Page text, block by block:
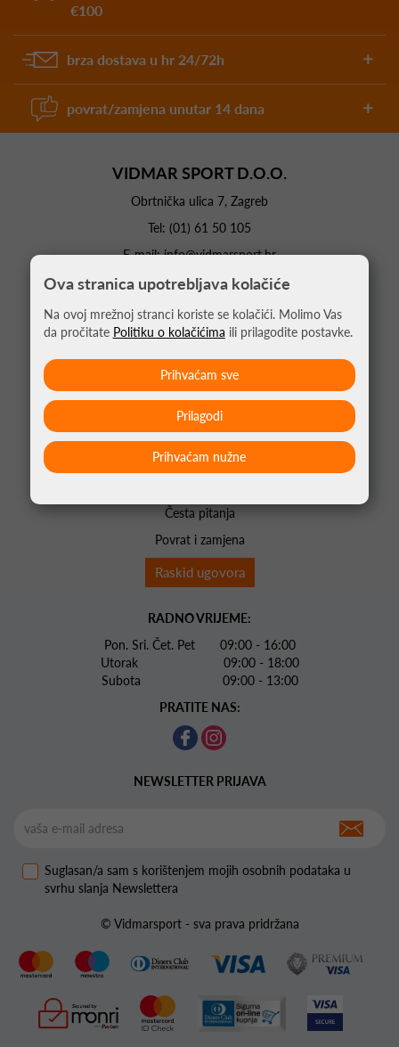
€100
brza dostava u hr 24/72h
povrat/zamjena unutar 14 dana
VIDMAR SPORT D.O.O.
Obrtnička ulica 7, Zagreb
Tel: (01) 61 50 105
E-mail: info@vidmarsport.hr
POČETNA
O NAMA
KONTAKTI
AKCIJE
EDUKATOR
Opći uvjeti poslovanja
Plaćanje i dostava
Česta pitanja
Povrat i zamjena
Raskid ugovora
RADNO VRIJEME:
Pon. Sri. Čet. Pet 09:00 - 16:00
Utorak 09:00 - 18:00
Subota 09:00 - 13:00
PRATITE NAS:
NEWSLETTER PRIJAVA
Suglasan/a sam s korištenjem mojih osobnih podataka u
svrhu slanja Newslettera
© Vidmarsport - sva prava pridržana
Ova stranica upotrebljava kolačiće
Na ovoj mrežnoj stranci koriste se kolačići. Molimo Vas
da pročitate Politiku o kolačićima ili prilagodite postavke.
Prihvaćam nužne
Prilagodi
Prihvaćam sve